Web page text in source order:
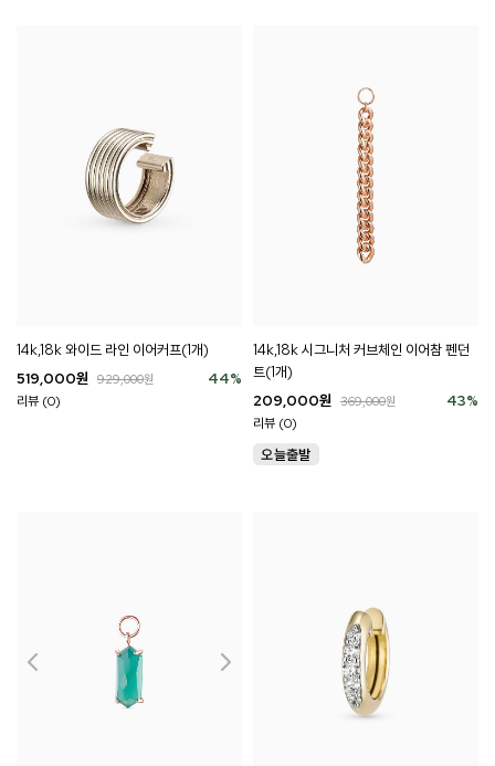
14k,18k 와이드 라인 이어커프(1개)
44%
519,000원 929,000원
리뷰 (0)
14k,18k 시그니처 커브체인 이어참 펜던
트(1개)
43%
209,000원 369,000원
리뷰 (0)